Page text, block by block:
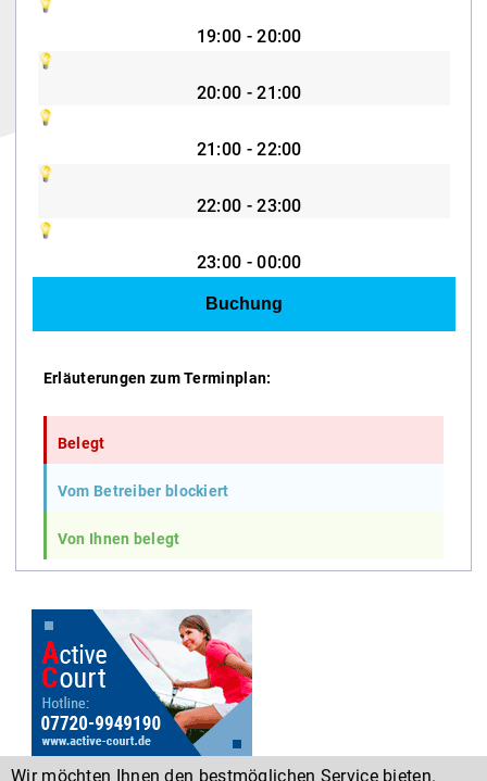
19:00 - 20:00
20:00 - 21:00
21:00 - 22:00
22:00 - 23:00
23:00 - 00:00
Erläuterungen zum Terminplan:
Belegt
Vom Betreiber blockiert
Von Ihnen belegt
Wir möchten Ihnen den bestmöglichen Service bieten.